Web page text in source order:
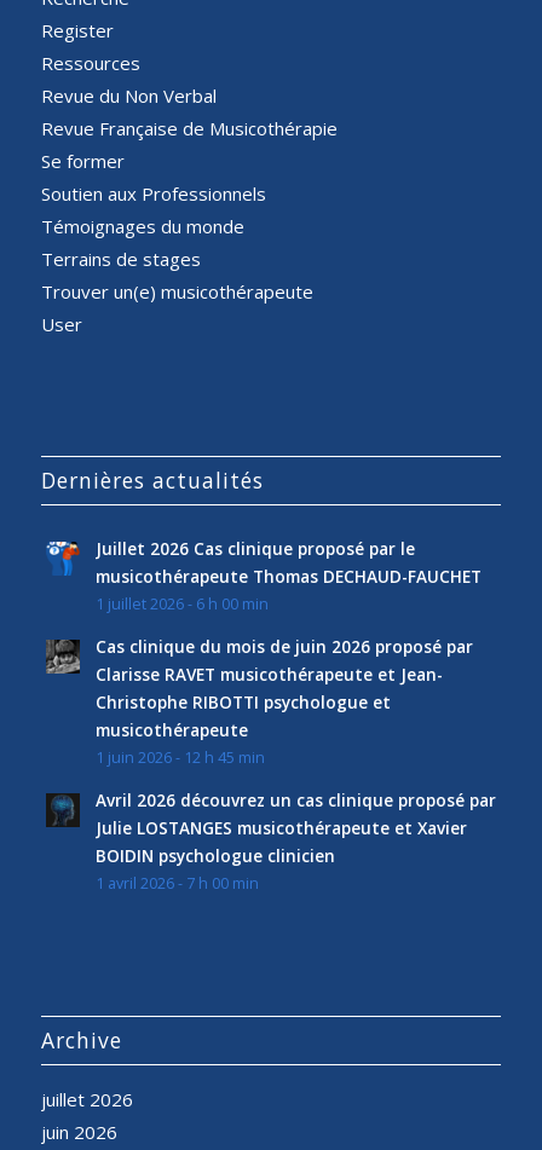
Register
Ressources
Revue du Non Verbal
Revue Française de Musicothérapie
Se former
Soutien aux Professionnels
Témoignages du monde
Terrains de stages
Trouver un(e) musicothérapeute
User
Dernières actualités
Juillet 2026 Cas clinique proposé par le
musicothérapeute Thomas DECHAUD-FAUCHET
1 juillet 2026 - 6 h 00 min
Cas clinique du mois de juin 2026 proposé par
Clarisse RAVET musicothérapeute et Jean-
Christophe RIBOTTI psychologue et
musicothérapeute
1 juin 2026 - 12 h 45 min
Avril 2026 découvrez un cas clinique proposé par
Julie LOSTANGES musicothérapeute et Xavier
BOIDIN psychologue clinicien
1 avril 2026 - 7 h 00 min
Archive
juillet 2026
juin 2026